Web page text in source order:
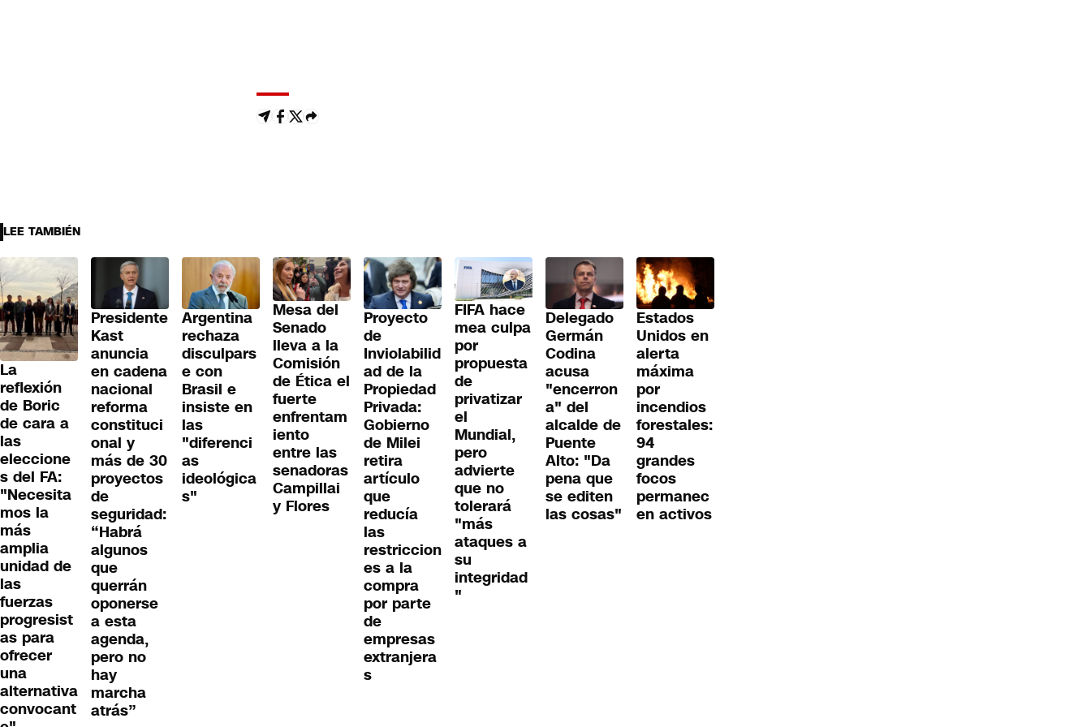
LEE TAMBIÉN
La
reflexión
de Boric
de cara a
las
eleccione
s del FA:
"Necesita
mos la
más
amplia
unidad de
las
fuerzas
progresist
as para
ofrecer
una
alternativa
convocant
Presidente
Kast
anuncia
en cadena
nacional
reforma
constituci
onal y
más de 30
proyectos
de
seguridad:
“Habrá
algunos
que
querrán
oponerse
a esta
agenda,
pero no
hay
marcha
atrás”
Argentina
rechaza
disculpars
e con
Brasil e
insiste en
las
"diferenci
as
ideológica
s"
Mesa del
Senado
lleva a la
Comisión
de Ética el
fuerte
enfrentam
iento
entre las
senadoras
Campillai
y Flores
Proyecto
de
Inviolabilid
ad de la
Propiedad
Privada:
Gobierno
de Milei
retira
artículo
que
reducía
las
restriccion
es a la
compra
por parte
de
empresas
extranjera
s
FIFA hace
mea culpa
por
propuesta
de
privatizar
el
Mundial,
pero
advierte
que no
tolerará
"más
ataques a
su
integridad
"
Delegado
Germán
Codina
acusa
"encerron
a" del
alcalde de
Puente
Alto: "Da
pena que
se editen
las cosas"
Estados
Unidos en
alerta
máxima
por
incendios
forestales:
94
grandes
focos
permanec
en activos